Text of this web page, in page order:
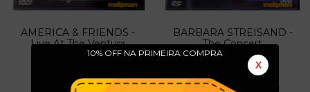
10% OFF NA PRIMEIRA COMPRA
X
AMERICA & FRIENDS -
Live At The Ventura
Theater
R$5,00sem juros
BARBARA STREISAND -
The Concert
R$10,00
2 x deR$5,00 sem juros